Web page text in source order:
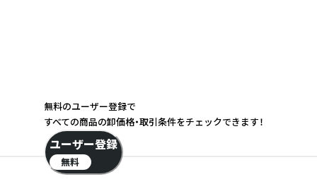
無料のユーザー登録で
すべての商品の卸価格・取引条件をチェックできます！
ユーザー登録
無料